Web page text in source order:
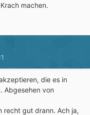
machen.
die es in
Abgesehen von
recht gut drann. Ach ja,